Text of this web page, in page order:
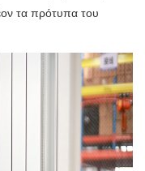
τα πρότυπα του